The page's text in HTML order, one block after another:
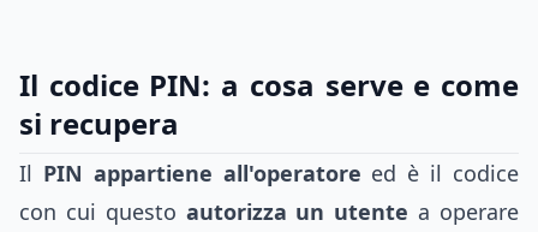
Il codice PIN: a cosa serve e come
si recupera
Il PIN appartiene all'operatore ed è il codice
con cui questo autorizza un utente a operare